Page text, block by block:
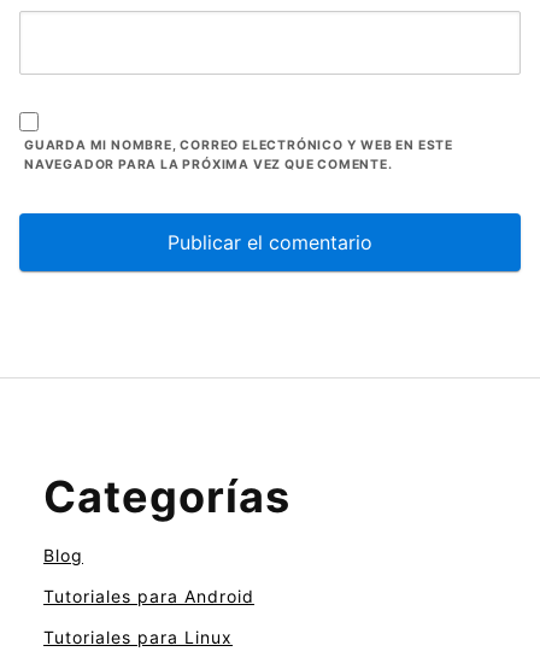
GUARDA MI NOMBRE, CORREO ELECTRÓNICO Y WEB EN ESTE
NAVEGADOR PARA LA PRÓXIMA VEZ QUE COMENTE.
Categorías
Blog
Tutoriales para Android
Tutoriales para Linux